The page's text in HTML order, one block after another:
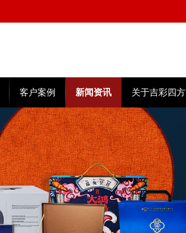
客户案例 新闻资讯 关于吉彩四方